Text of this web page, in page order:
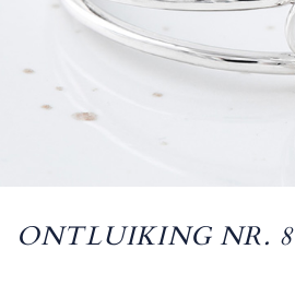
ONTLUIKING NR. 8